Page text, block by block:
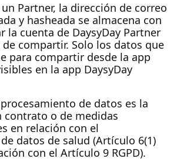
Partner, la dirección de correo
y hasheada se almacena con
la cuenta de DaysyDay Partner
compartir. Solo los datos que
para compartir desde la app
en la app DaysyDay
de datos es la
contrato o de medidas
en relación con el
datos de salud (Artículo 6(1)
con el Artículo 9 RGPD).